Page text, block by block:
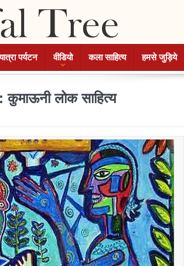
पर्यटन वीडियो कला साहित्य हमसे जुड़िये
कुमाऊनी लोक साहित्य